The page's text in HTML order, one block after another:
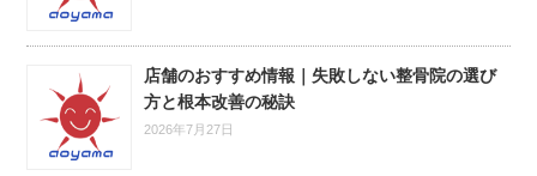
店舗のおすすめ情報｜失敗しない整骨院の選び
方と根本改善の秘訣
2026年7月27日